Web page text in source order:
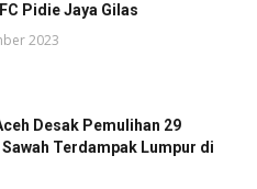
Pidie Jaya Gilas
2023
Desak Pemulihan 29
Sawah Terdampak Lumpur di